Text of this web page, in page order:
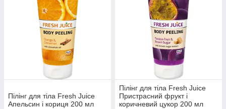
Пілінг для тіла Fresh Juice
Апельсин і кориця 200 мл
Пілінг для тіла Fresh Juice
Пристрасний фрукт і
коричневий цукор 200 мл